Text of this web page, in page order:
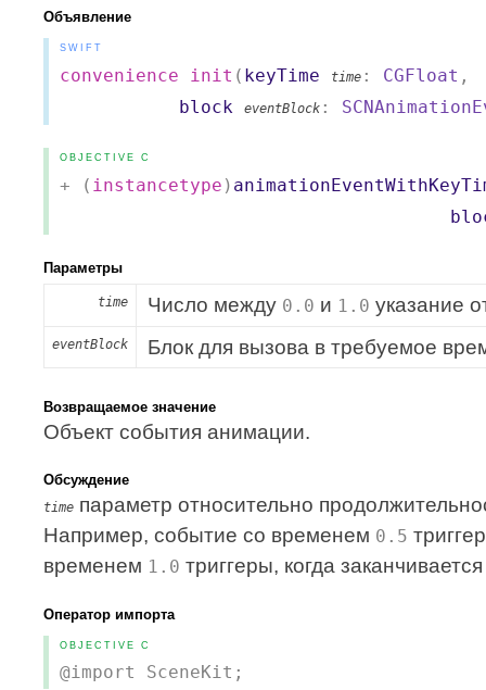
Объявление
SWIFT
convenience init ( keyTime time : CGFloat ,
block
eventBlock :
OBJECTIVE C
+ ( instancetype )
Параметры
time Число между 0.0 и 1.0 указание
eventBlock Блок для вызова в требуемое
Возвращаемое значение
Объект события анимации.
Обсуждение
time параметр относительно
Например, событие со временем 0.5
временем 1.0 триггеры, когда
Оператор импорта
OBJECTIVE C
@import SceneKit;